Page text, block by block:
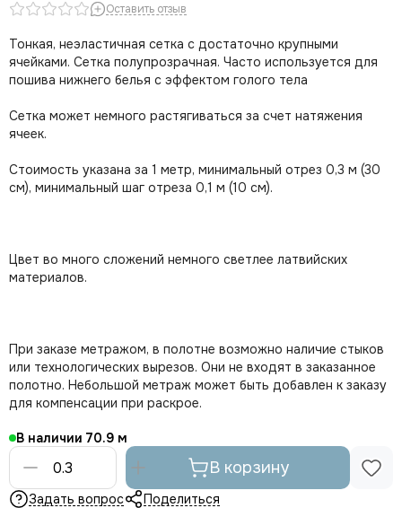
Оставить отзыв
Тонкая, неэластичная сетка с достаточно крупными
ячейками. Сетка полупрозрачная. Часто используется для
пошива нижнего белья с эффектом голого тела
Сетка может немного растягиваться за счет натяжения
ячеек.
Стоимость указана за 1 метр, минимальный отрез 0,3 м (30
см), минимальный шаг отреза 0,1 м (10 см).
Цвет во много сложений немного светлее латвийских
материалов.
При заказе метражом, в полотне возможно наличие стыков
или технологических вырезов. Они не входят в заказанное
полотно. Небольшой метраж может быть добавлен к заказу
для компенсации при раскрое.
В наличии 70.9
В корзину
Задать вопрос Поделиться